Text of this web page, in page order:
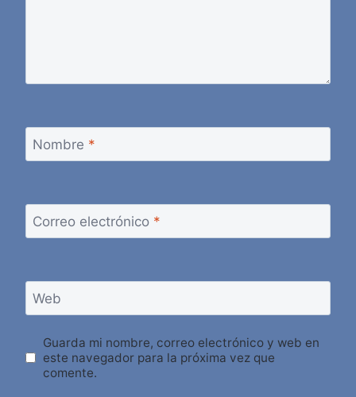
Nombre *
Correo electrónico *
Web
Guarda mi nombre, correo electrónico y web en
este navegador para la próxima vez que
comente.